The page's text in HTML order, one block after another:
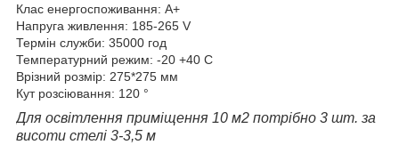
Клас енергоспоживання: A+
Напруга живлення: 185-265 V
Термін служби: 35000 год
Температурний режим: -20 +40 C
Врізний розмір: 275*275 мм
Кут розсіювання: 120 °
Для освітлення приміщення 10 м2 потрібно 3 шт. за
висоти стелі 3-3,5 м